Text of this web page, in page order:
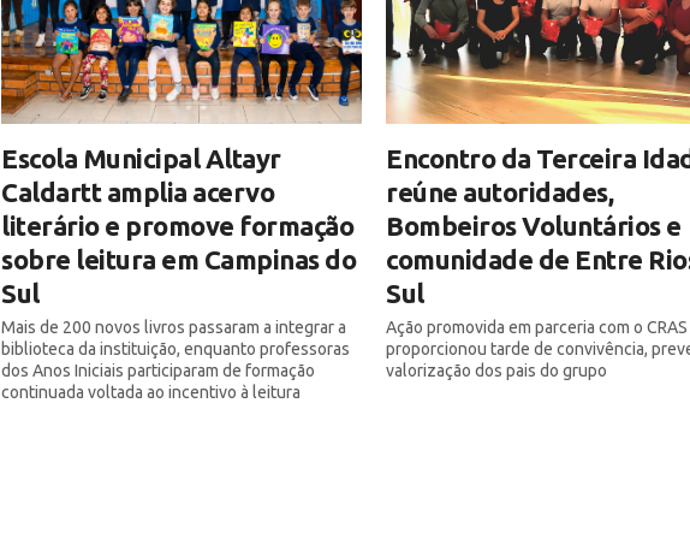
Escola Municipal Altayr
Caldartt amplia acervo
literário e promove formação
sobre leitura em Campinas do
Sul
Mais de 200 novos livros passaram a integrar a
biblioteca da instituição, enquanto professoras
dos Anos Iniciais participaram de formação
continuada voltada ao incentivo à leitura
Encontro da Terceira
reúne autoridades,
Bombeiros Voluntários e
comunidade de Entre
Sul
Ação promovida em parceria com o CRAS
proporcionou tarde de convivência,
valorização dos pais do grupo